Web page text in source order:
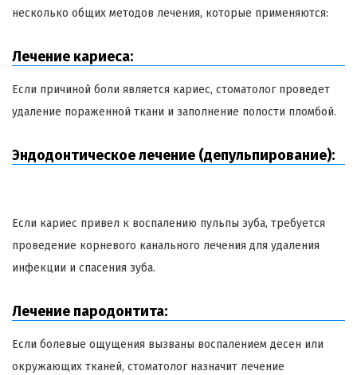
несколько общих методов лечения, которые применяются:
Лечение кариеса:
Если причиной боли является кариес, стоматолог проведет
удаление пораженной ткани и заполнение полости пломбой.
Эндодонтическое лечение (депульпирование):
Если кариес привел к воспалению пульпы зуба, требуется
проведение корневого канального лечения для удаления
инфекции и спасения зуба.
Лечение пародонтита:
Если болевые ощущения вызваны воспалением десен или
окружающих тканей, стоматолог назначит лечение